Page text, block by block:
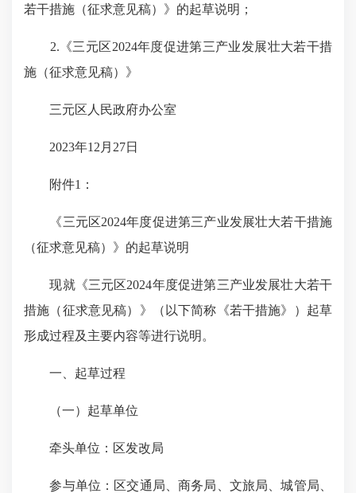
若干措施（征求意见稿）》的起草说明；
2.《三元区2024年度促进第三产业发展壮大若干措
施（征求意见稿）》
三元区人民政府办公室
2023年12月27日
附件1：
《三元区2024年度促进第三产业发展壮大若干措施
（征求意见稿）》的起草说明
现就《三元区2024年度促进第三产业发展壮大若干
措施（征求意见稿）》（以下简称《若干措施》）起草
形成过程及主要内容等进行说明。
一、起草过程
（一）起草单位
牵头单位：区发改局
参与单位：区交通局、商务局、文旅局、城管局、